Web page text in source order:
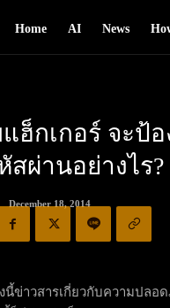
Home AI News
ฮ็กเกอร์ จะป้
สผ่านอย่างไร?
December 18, 2014
นี้ข่าวสารเกี่ยวกับความปลอ